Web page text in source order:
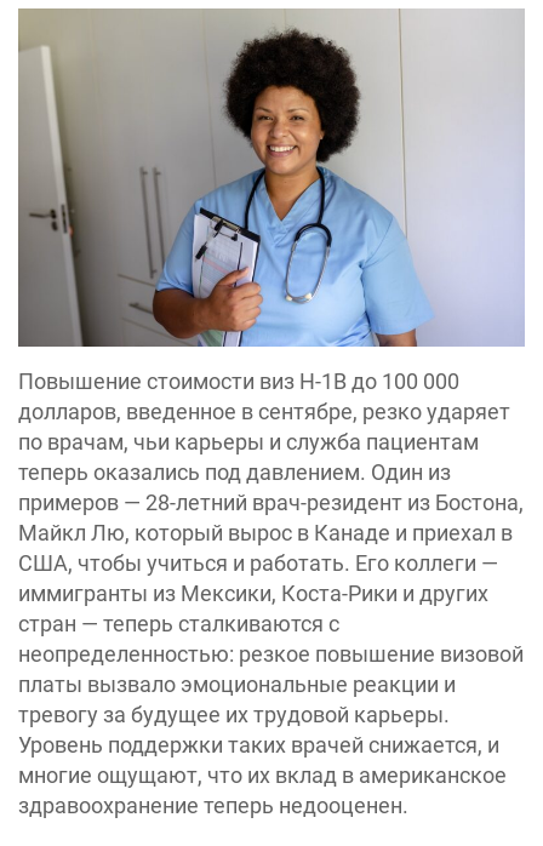
Повышение стоимости виз H-1B до 100 000
долларов, введенное в сентябре, резко ударяет
по врачам, чьи карьеры и служба пациентам
теперь оказались под давлением. Один из
примеров — 28-летний врач-резидент из Бостона,
Майкл Лю, который вырос в Канаде и приехал в
США, чтобы учиться и работать. Его коллеги —
иммигранты из Мексики, Коста-Рики и других
стран — теперь сталкиваются с
неопределенностью: резкое повышение визовой
платы вызвало эмоциональные реакции и
тревогу за будущее их трудовой карьеры.
Уровень поддержки таких врачей снижается, и
многие ощущают, что их вклад в американское
здравоохранение теперь недооценен.